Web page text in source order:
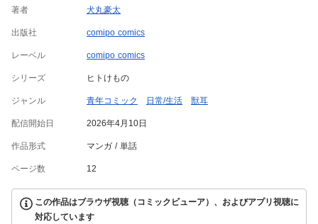
著者 犬丸豪太
出版社 comipo comics
レーベル comipo comics
シリーズ ヒトけもの
ジャンル 青年コミック 日常/生活 獣耳
配信開始日 2026年4月10日
作品形式 マンガ 単話
ページ数 12
この作品はブラウザ視聴（コミックビューア）、およびアプリ視聴に
対応しています